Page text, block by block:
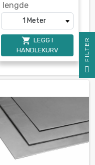
lengde
 LEGG I
HANDLEKURV
R